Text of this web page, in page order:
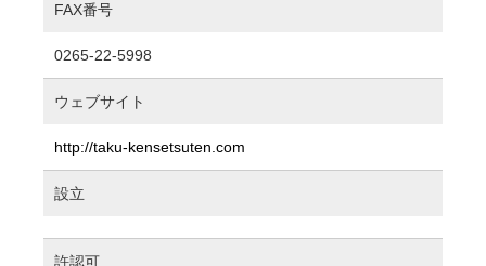
FAX番号
0265-22-5998
ウェブサイト
http://taku-kensetsuten.com
設立
許認可